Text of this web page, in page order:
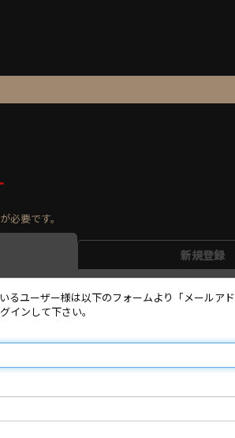
必要です。
新規登録
るユーザー様は以下のフォームより「メールア
インして下さい。